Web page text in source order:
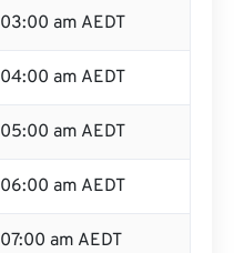
03:00 am AEDT
04:00 am AEDT
05:00 am AEDT
06:00 am AEDT
07:00 am AEDT